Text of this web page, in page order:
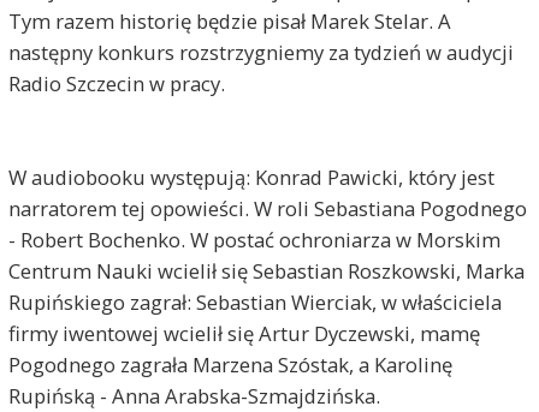
Tym razem historię będzie pisał Marek Stelar. A
następny konkurs rozstrzygniemy za tydzień w audycji
Radio Szczecin w pracy.
W audiobooku występują: Konrad Pawicki, który jest
narratorem tej opowieści. W roli Sebastiana Pogodnego
- Robert Bochenko. W postać ochroniarza w Morskim
Centrum Nauki wcielił się Sebastian Roszkowski, Marka
Rupińskiego zagrał: Sebastian Wierciak, w właściciela
firmy iwentowej wcielił się Artur Dyczewski, mamę
Pogodnego zagrała Marzena Szóstak, a Karolinę
Rupińską - Anna Arabska-Szmajdzińska.